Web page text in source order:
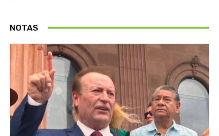
NOTAS